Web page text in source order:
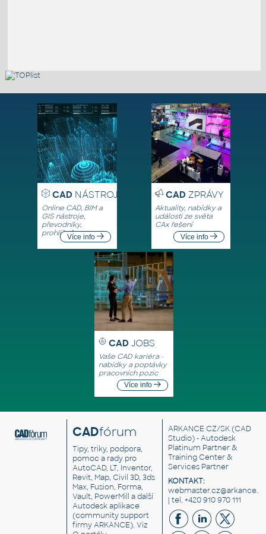
CADNÁSTROJE
Online CAD, BIM a
GIS nástroje,
převodníky,
prohlížečeVíce info
CADZPRÁVY
Aktuality, nabídky a
události ze světa
CAx řešení
Více info
CAD JOBS
Vaše CAD kariéra -
nabídky a poptávky
pracovních pozic
Více info
CADfórum
Tipy, triky, podpora,
pomoc a rady pro
AutoCAD, LT, Inventor,
Revit, Map, Civil 3D, 3ds
Max, Fusion, Forma,
Vault, PowerMill a další
Autodesk aplikace
(community support
firmy ARKANCE). Viz
ARKANCE CZ/SK(CAD
Studio) - Autodesk
Platinum Partner &
Training Center &
Services Partner
KONTAKT:
| tel. +420 910 970 111